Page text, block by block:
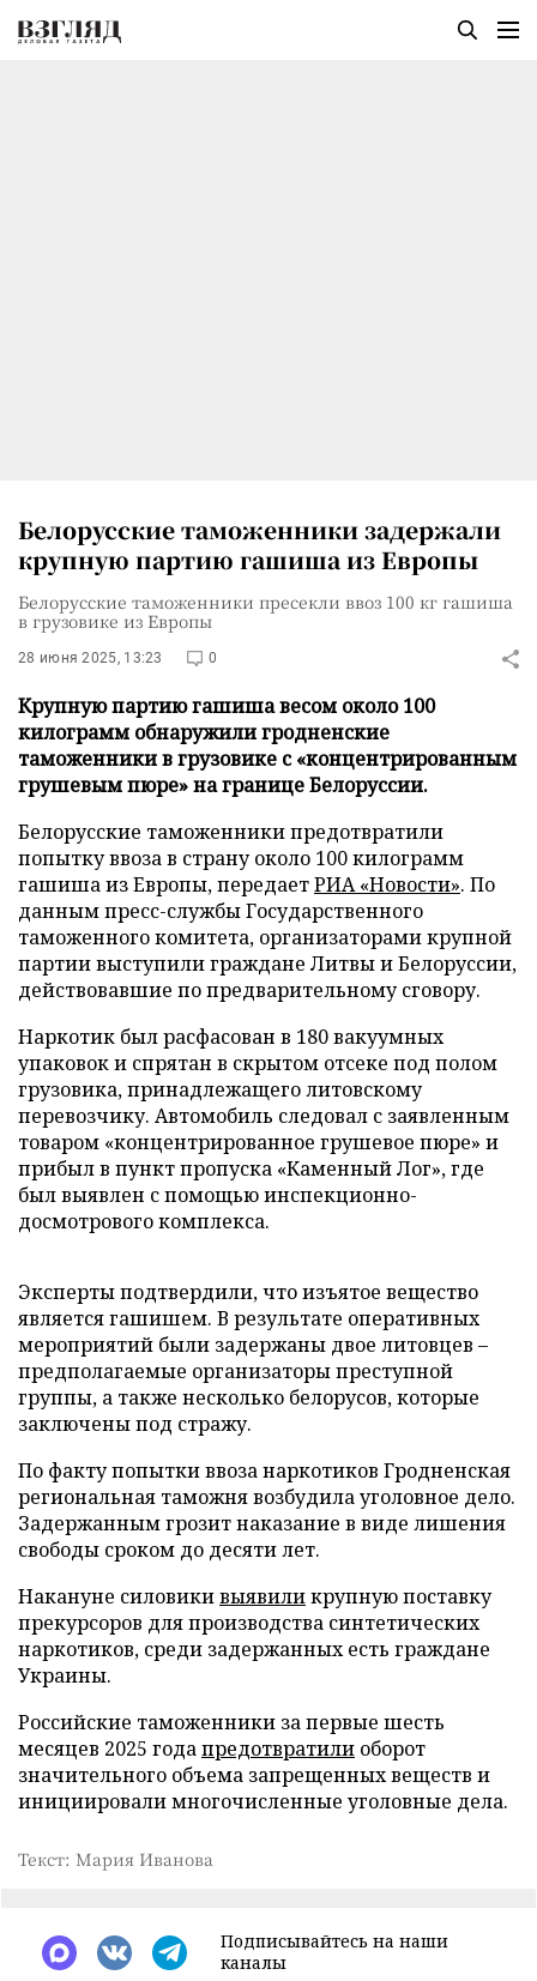
Белорусские таможенники задержали
крупную партию гашиша из Европы
Белорусские таможенники пресекли ввоз 100 кг гашиша
в грузовике из Европы
28 июня 2025, 13:23 0
Крупную партию гашиша весом около 100
килограмм обнаружили гродненские
таможенники в грузовике с «концентрированным
грушевым пюре» на границе Белоруссии.
Белорусские таможенники предотвратили
попытку ввоза в страну около 100 килограмм
гашиша из Европы, передаетРИА «Новости». По
данным пресс-службы Государственного
таможенного комитета, организаторами крупной
партии выступили граждане Литвы и Белоруссии,
действовавшие по предварительному сговору.
Наркотик был расфасован в 180 вакуумных
упаковок и спрятан в скрытом отсеке под полом
грузовика, принадлежащего литовскому
перевозчику. Автомобиль следовал с заявленным
товаром «концентрированное грушевое пюре» и
прибыл в пункт пропуска «Каменный Лог», где
был выявлен с помощью инспекционно-
досмотрового комплекса.
Эксперты подтвердили, что изъятое вещество
является гашишем. В результате оперативных
мероприятий были задержаны двое литовцев –
предполагаемые организаторы преступной
группы, а также несколько белорусов, которые
заключены под стражу.
По факту попытки ввоза наркотиков Гродненская
региональная таможня возбудила уголовное дело.
Задержанным грозит наказание в виде лишения
свободы сроком до десяти лет.
Накануне силовикивыявиликрупную поставку
прекурсоров для производства синтетических
наркотиков, среди задержанных есть граждане
Украины.
Российские таможенники за первые шесть
месяцев 2025 годапредотвратили оборот
значительного объема запрещенных веществ и
инициировали многочисленные уголовные дела.
Текст: Мария Иванова
Подписывайтесь на наши
каналы